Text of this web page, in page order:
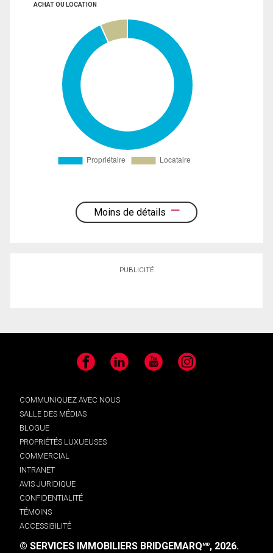
ACHAT OU LOCATION
Moins de détails
PUBLICITÉ
Facebook LinkedIn YouTube Instagram
COMMUNIQUEZ AVEC NOUS
SALLE DES MÉDIAS
BLOGUE
PROPRIÉTÉS LUXUEUSES
COMMERCIAL
INTRANET
AVIS JURIDIQUE
CONFIDENTIALITÉ
TÉMOINS
ACCESSIBILITÉ
© SERVICES IMMOBILIERS BRIDGEMARQMD, 2026.